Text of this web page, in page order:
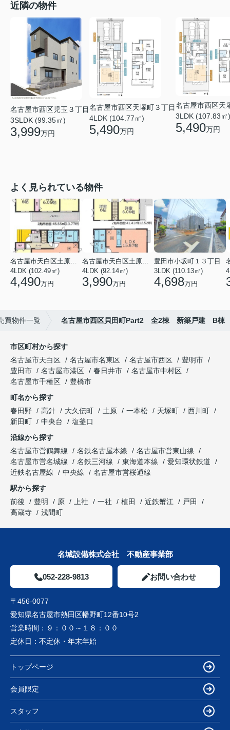
近隣の物件
名古屋市西区児玉３丁目
3SLDK (99.35㎡)
3,999万円
名古屋市西区天塚町３丁目
4LDK (104.77㎡)
5,490万円
名古屋市西区天
3LDK (107.83㎡)
5,490万円
よく見られている物件
名古屋市天白区土原３丁目
4LDK (102.49㎡)
4,490万円
名古屋市天白区土原３丁目
4LDK (92.14㎡)
3,990万円
豊田市小坂町１３丁目
3LDK (110.13㎡)
4,698万円
買物件一覧 名古屋市西区貝田町Part2 全2棟 新築戸建 B棟
市区町村から探す
名古屋市天白区
名古屋市名東区 名古屋市西区
豊明市
豊田市
名古屋市港区 春日井市
名古屋市中村区
名古屋市千種区
豊橋市
町名から探す
春田野
高針 大久伝町 土原 一本松 天塚町
西川町
新田町
中央台
塩釜口
沿線から探す
名古屋市営鶴舞線
名鉄名古屋本線
名古屋市営東山線
名古屋市営名城線
名鉄三河線 東海道本線
愛知環状鉄道
近鉄名古屋線
中央線
名古屋市営桜通線
駅から探す
前後
豊明 原 上社 一社 植田 近鉄蟹江
戸田
高蔵寺
浅間町
名城設備株式会社 不動産事業部
052-228-9813 お問い合わせ
〒456-0077
愛知県名古屋市熱田区幡野町12番10号2
営業時間： ９：００～１８：００
定休日： 不定休・年末年始
トップページ
会員限定
スタッフ